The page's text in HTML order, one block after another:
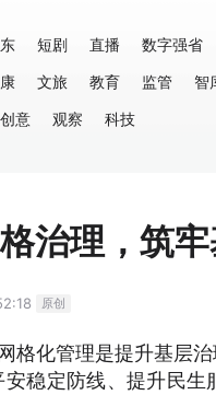
短剧 直播 数字强省
文旅 教育 监管 智
创意 观察 科技
治理，筑
原创
格化管理是提升基层
稳定防线、提升民生